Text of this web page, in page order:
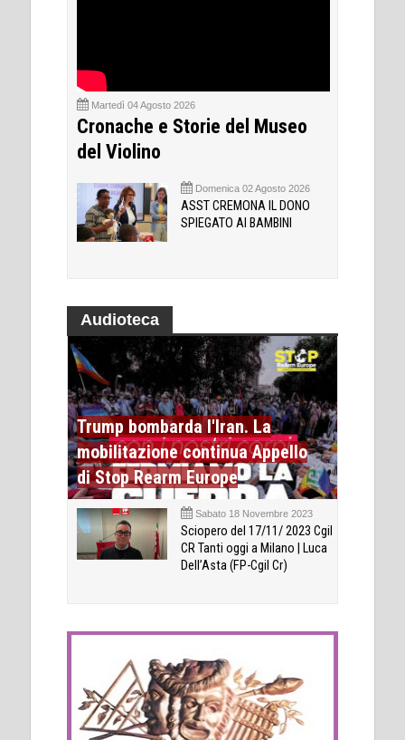
Martedì 04 Agosto 2026
Cronache e Storie del Museo
del Violino
Domenica 02 Agosto 2026
ASST CREMONA IL DONO
SPIEGATO AI BAMBINI
Audioteca
Trump bombarda l'Iran. La
mobilitazione continua Appello
di Stop Rearm Europe
Sabato 18 Novembre 2023
Sciopero del 17/11/ 2023 Cgil
CR Tanti oggi a Milano | Luca
Dell’Asta (FP-Cgil Cr)